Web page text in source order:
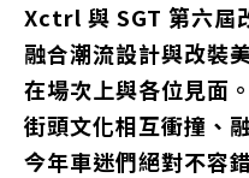
Xctrl 與 SGT 第六屆
融合潮流設計與改裝
在場次上與各位見面。
街頭文化相互衝撞、
今年車迷們絕對不容